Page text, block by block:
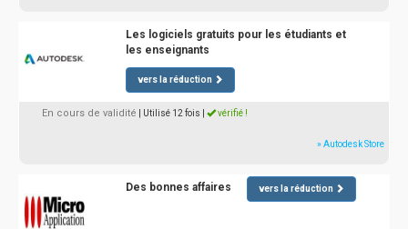
Les logiciels gratuits pour les étudiants et
les enseignants
vers la réduction
En cours de validité | Utilisé 12 fois vérifié !
» Autodesk Store
Des bonnes affaires vers la réduction